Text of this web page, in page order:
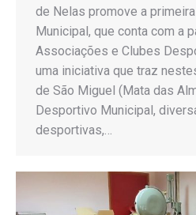
de Nelas promove a
Municipal, que conta com a
Associações e Clubes
uma iniciativa que traz
de São Miguel (Mata das
Desportivo Municipal,
desportivas,…